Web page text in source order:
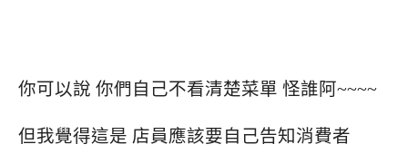
你可以說 你們自己不看清楚菜單 怪誰阿~~~~
但我覺得這是 店員應該要自己告知消費者